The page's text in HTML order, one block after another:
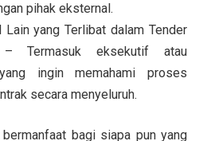
pihak eksternal.
Lain yang Terlibat dalam Tender
Termasuk eksekutif atau
ingin memahami proses
secara menyeluruh.
bagi siapa pun yang